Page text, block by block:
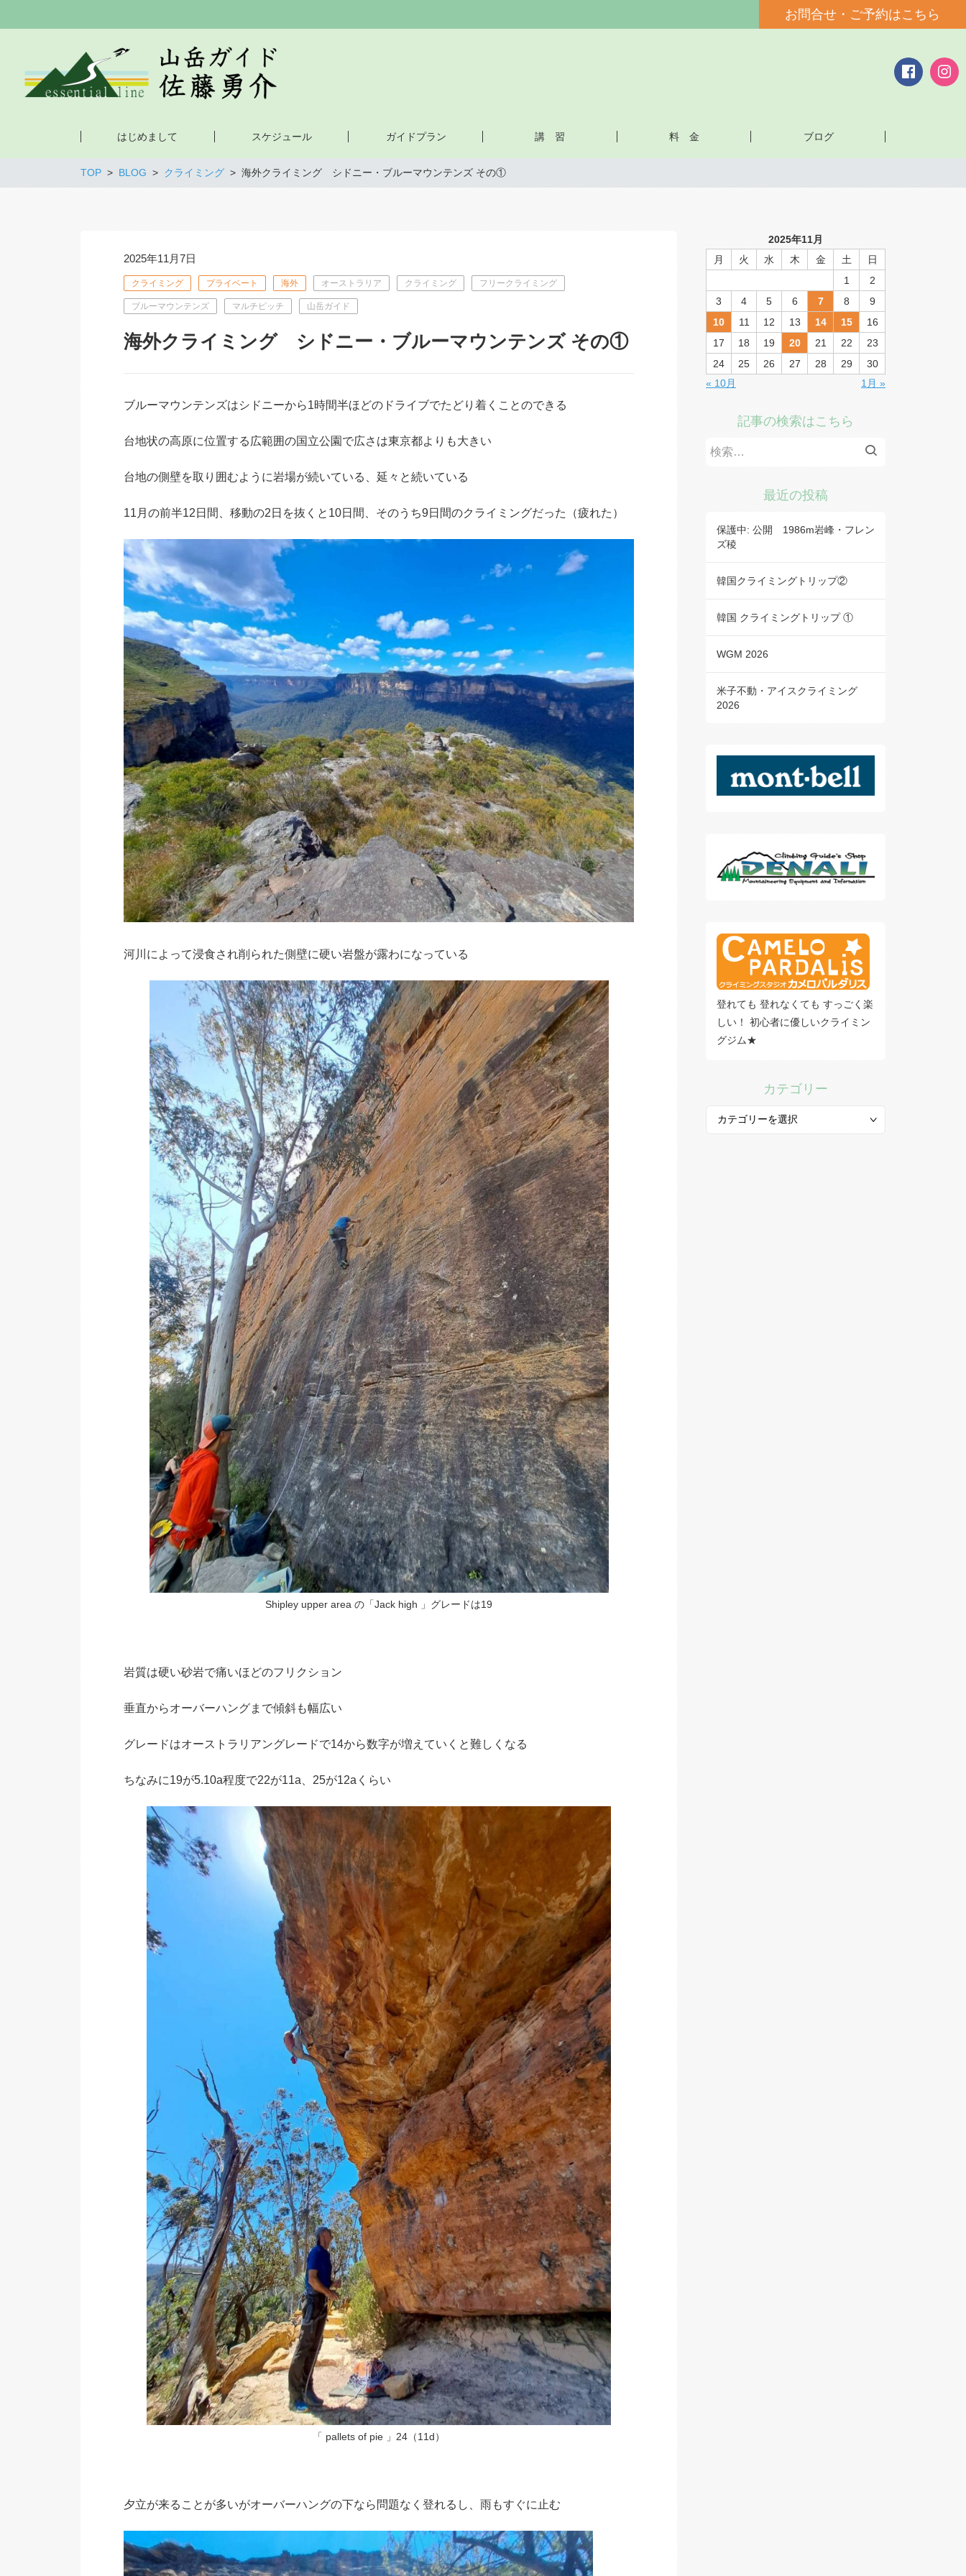
お問合せ・ご予約はこちら
はじめまして スケジュール ガイドプラン 講 習 料 金 ブログ
TOP BLOG クライミング 海外クライミング シドニー・ブルーマウンテンズ その①
2025年11月7日
クライミング プライベート 海外 オーストラリア クライミング フリークライミング
ブルーマウンテンズ マルチピッチ 山岳ガイド
海外クライミング シドニー・ブルーマウンテンズ その①
ブルーマウンテンズはシドニーから1時間半ほどのドライブでたどり着くことのできる
台地状の高原に位置する広範囲の国立公園で広さは東京都よりも大きい
台地の側壁を取り囲むように岩場が続いている、延々と続いている
11月の前半12日間、移動の2日を抜くと10日間、そのうち9日間のクライミングだった（疲れた）
河川によって浸食され削られた側壁に硬い岩盤が露わになっている
Shipley upper area の「Jack high 」グレードは19
岩質は硬い砂岩で痛いほどのフリクション
垂直からオーバーハングまで傾斜も幅広い
グレードはオーストラリアングレードで14から数字が増えていくと難しくなる
ちなみに19が5.10a程度で22が11a、25が12aくらい
「 pallets of pie 」24（11d）
夕立が来ることが多いがオーバーハングの下なら問題なく登れるし、雨もすぐに止む
2025年11月
月
火 水 木 金 土
日
1
2
3
4 5 6 7 8
9
10
11 12 13 14 15
16
17
18 19 20 21 22
23
24
25 26 27 28 29
30
« 10月
1月 »
記事の検索はこちら
検
最近の投稿
保護中: 公開 1986m岩峰・フレン
ズ稜
韓国クライミングトリップ②
韓国 クライミングトリップ ①
WGM 2026
米子不動・アイスクライミング
2026
登れても 登れなくても すっごく楽
しい！ 初心者に優しいクライミン
グジム★
カテゴリー